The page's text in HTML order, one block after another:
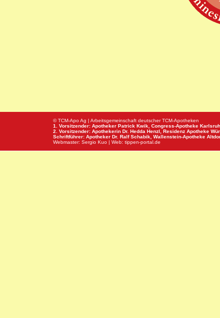
© TCM-Apo Ag | Arbeitsgemeinschaft deutscher TCM-Apotheken
1. Vorsitzender: Apotheker Patrick Kwik, Congress-Apotheke
2. Vorsitzender: Apothekerin Dr. Hedda Henzl, Residenz Apotheke
Schriftführer: Apotheker Dr. Ralf Schabik, Wallenstein-Apotheke
Webmaster: Sergio Kuo | Web: tippen-portal.de